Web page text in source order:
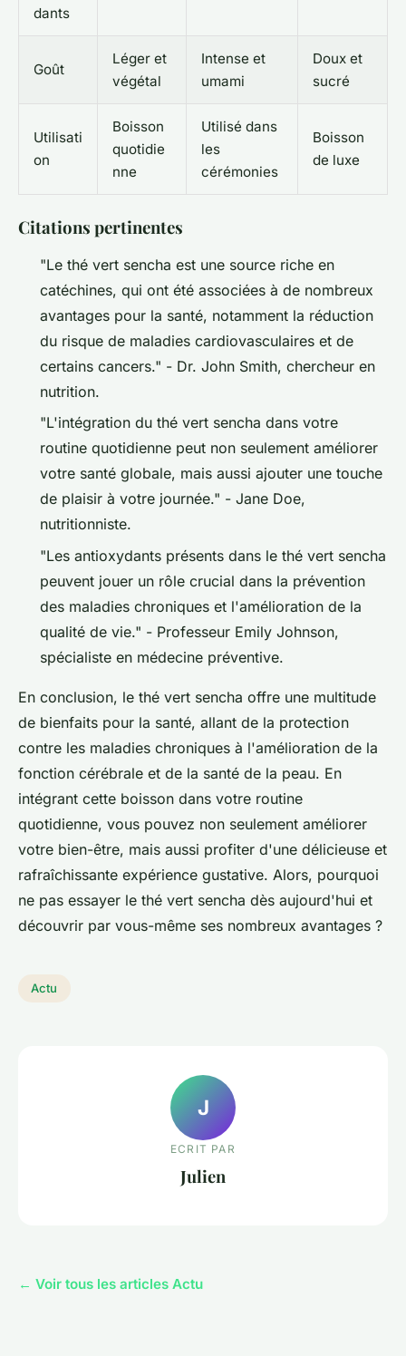
dants
Goût
Léger et
végétal
Intense et
umami
Doux et
sucré
Utilisati
on
Boisson
quotidie
nne
Utilisé dans
les
cérémonies
Boisson
de luxe
Citations pertinentes
"Le thé vert sencha est une source riche en
catéchines, qui ont été associées à de nombreux
avantages pour la santé, notamment la réduction
du risque de maladies cardiovasculaires et de
certains cancers." - Dr. John Smith, chercheur en
nutrition.
"L'intégration du thé vert sencha dans votre
routine quotidienne peut non seulement améliorer
votre santé globale, mais aussi ajouter une touche
de plaisir à votre journée." - Jane Doe,
nutritionniste.
"Les antioxydants présents dans le thé vert sencha
peuvent jouer un rôle crucial dans la prévention
des maladies chroniques et l'amélioration de la
qualité de vie." - Professeur Emily Johnson,
spécialiste en médecine préventive.
En conclusion, le thé vert sencha offre une multitude
de bienfaits pour la santé, allant de la protection
contre les maladies chroniques à l'amélioration de la
fonction cérébrale et de la santé de la peau. En
intégrant cette boisson dans votre routine
quotidienne, vous pouvez non seulement améliorer
votre bien-être, mais aussi profiter d'une délicieuse et
rafraîchissante expérience gustative. Alors, pourquoi
ne pas essayer le thé vert sencha dès aujourd'hui et
découvrir par vous-même ses nombreux avantages ?
Actu
J
ECRIT PAR
Julien
← Voir tous les articles Actu